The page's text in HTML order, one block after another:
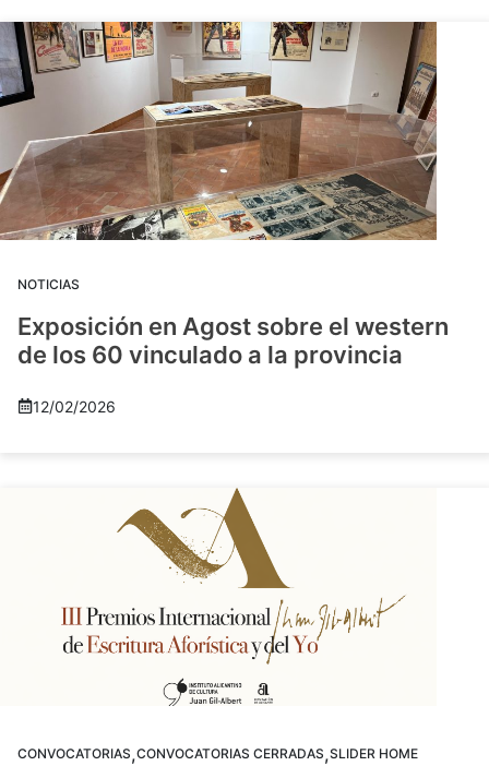
NOTICIAS
Exposición en Agost sobre el western
de los 60 vinculado a la provincia
12/02/2026
CONVOCATORIAS,CONVOCATORIAS CERRADAS,SLIDER HOME